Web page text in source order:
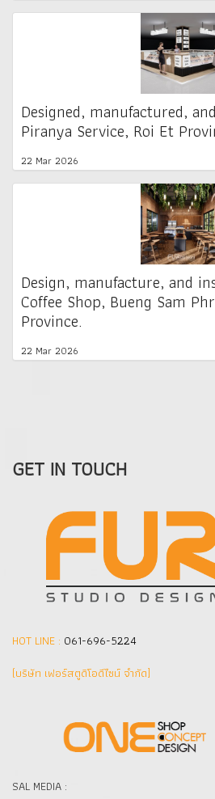
Designed, manufactured,
Piranya Service, Roi Et
22 Mar 2026
Design, manufacture, and
Coffee Shop, Bueng Sam
Province.
22 Mar 2026
GET IN TOUCH
HOT LINE : 061-696-5224
(บริษัท เฟอร์สตูดิโอดีไซน์ จำกัด]
SAL MEDIA :